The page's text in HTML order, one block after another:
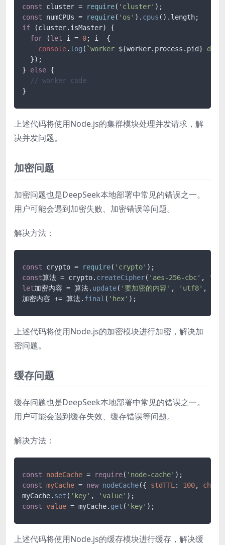
const cluster = require( 'cluster'
const numCPUs = require( 'os' ). cpus (). length
if (cluster. isMaster) {
for (let i = 0; i  {
console. log ( `worker ${worker.process.pid}
  });
} else {
// worker code
上述代码将使用Node.js的集群模块处理并发请求，解
决并发问题。
加密问题
加密问题也是DeepSeek本地部署中常见的错误之一。
用户可能会遇到加密失败、加密错误等问题。
解决方法：
const crypto = require( 'crypto'
const算法 = crypto. createCipher( 'aes-256-cbc' ,
'密
let加密内容 = 算法. update( '要加密的内容' , 'utf8' ,
加密内容 += 算法. final ( 'hex'
上述代码将使用Node.js的加密模块进行加密，解决加
密问题。
缓存问题
缓存问题也是DeepSeek本地部署中常见的错误之一。
用户可能会遇到缓存失效、缓存错误等问题。
解决方法：
const nodeCache = require( 'node-cache'
const myCache = new nodeCache({ stdTTL : 100,
myCache. set ( 'key' , 'value'
const
value = myCache. get ( 'key'
上述代码将使用Node.js的缓存模块进行缓存，解决缓